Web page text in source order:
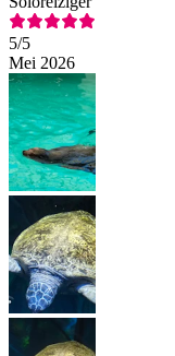
5/5
Mei 2026